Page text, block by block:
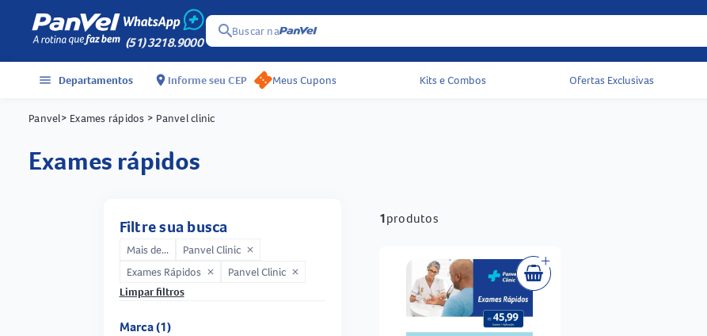
(51) 3218.9000
searchBuscar na
Acessos rápidos do cabeçalho
menu Departamentos location_on Informe seu CEP Meus Cupons Kits e Combos Ofertas Exclusivas
Panvel> Exames rápidos > Panvel clinic
exames rápidos
Filtre sua busca
Mais de... Panvel Clinic close
Exames Rápidos close Panvel Clinic close
Limpar filtros
Marca (1)
1produtos